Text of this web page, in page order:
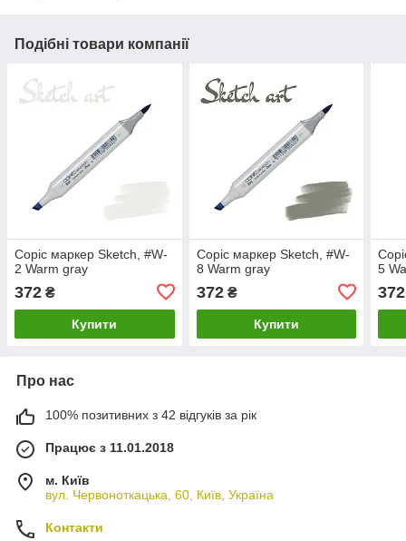
Подібні товари компанії
Copic маркер Sketch, #W-
2 Warm gray
372 ₴
Купити
Copic маркер Sketch, #W-
8 Warm gray
372₴
Купити
5
372
Про нас
100% позитивних з 42 відгуків за рік
Працює з 11.01.2018
м. Київ
вул. Червоноткацька, 60, Київ, Україна
Контакти